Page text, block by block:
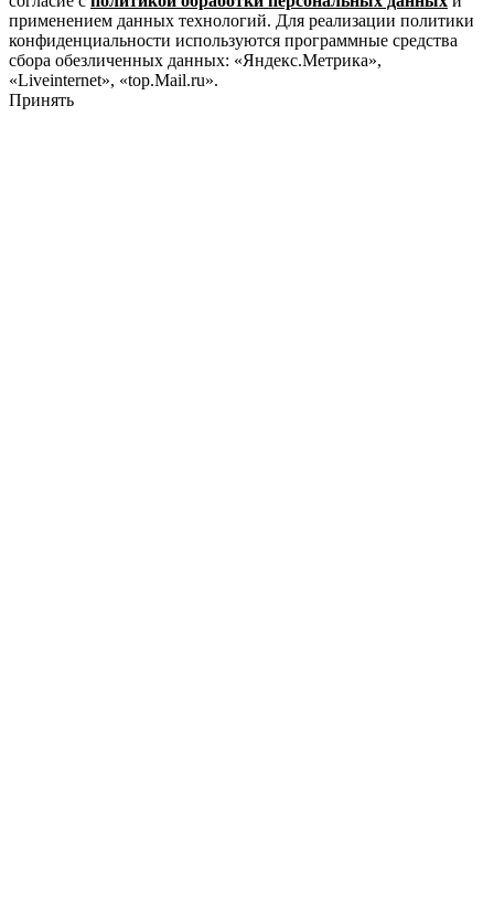
применением данных технологий. Для реализации политики
конфиденциальности используются программные средства
сбора обезличенных данных: «Яндекс.Метрика»,
«Liveinternet», «top.Mail.ru».
Принять